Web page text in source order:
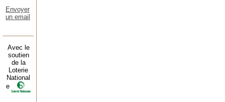
Envoyer
un email
Avec le
soutien
de la
Loterie
National
e